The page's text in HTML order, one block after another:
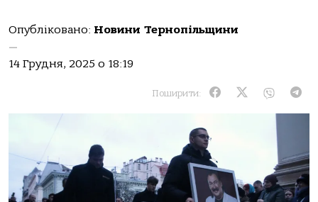
Опубліковано: Новини Тернопільщини
—
14 Грудня, 2025 о 18:19
Поширити: